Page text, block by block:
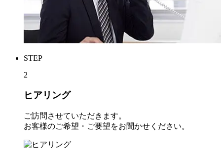
STEP
2
ヒアリング
ご訪問させていただきます。
お客様のご希望・ご要望をお聞かせください。